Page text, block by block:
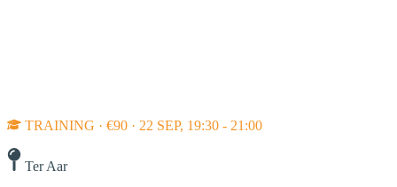
TRAINING · €90 · 22 SEP, 19:30 - 21:00
Ter Aar